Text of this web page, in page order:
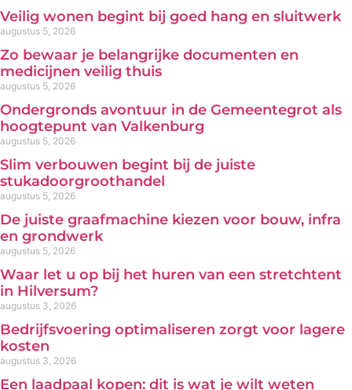
Veilig wonen begint bij goed hang en sluitwerk
augustus 5, 2026
Zo bewaar je belangrijke documenten en
medicijnen veilig thuis
augustus 5, 2026
Ondergronds avontuur in de Gemeentegrot als
hoogtepunt van Valkenburg
augustus 5, 2026
Slim verbouwen begint bij de juiste
stukadoorgroothandel
augustus 5, 2026
De juiste graafmachine kiezen voor bouw, infra
en grondwerk
augustus 5, 2026
Waar let u op bij het huren van een stretchtent
in Hilversum?
augustus 3, 2026
Bedrijfsvoering optimaliseren zorgt voor lagere
kosten
augustus 3, 2026
Een laadpaal kopen: dit is wat je wilt weten